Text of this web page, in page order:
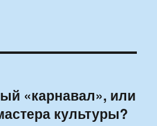
«карнавал», или
культуры?